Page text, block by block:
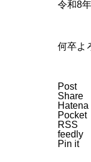
令和8
何卒よ
Post
Share
Hatena
Pocket
RSS
feedly
Pin it